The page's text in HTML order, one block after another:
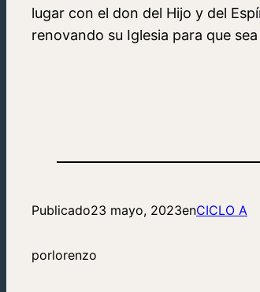
lugar con el don del Hijo y del
renovando su Iglesia para que
Publicado23 mayo, 2023enCICLO A
porlorenzo